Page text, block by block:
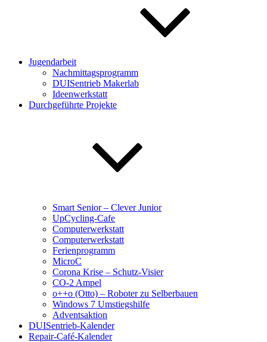
Jugendarbeit
Nachmittagsprogramm
DUISentrieb Makerlab
Ideenwerkstatt
Durchgeführte Projekte
Smart Senior – Clever Junior
UpCycling-Cafe
Computerwerkstatt
Computerwerkstatt
Ferienprogramm
MicroC
Corona Krise – Schutz-Visier
CO-2 Ampel
o++o (Otto) – Roboter zu Selberbauen
Windows 7 Umstiegshilfe
Adventsaktion
DUISentrieb-Kalender
Repair-Café-Kalender